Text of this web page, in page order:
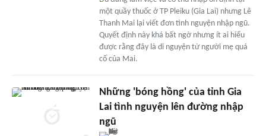
một quầy thuốc ở TP Pleiku (Gia Lai) nhưng Lê
Thanh Mai lại viết đơn tình nguyện nhập ngũ.
Quyết định này khá bất ngờ nhưng ít ai hiểu
được rằng đây là di nguyện từ người mẹ quá
cố của Mai.
Những 'bóng hồng' của tỉnh Gia
Lai tình nguyện lên đường nhập
ngũ